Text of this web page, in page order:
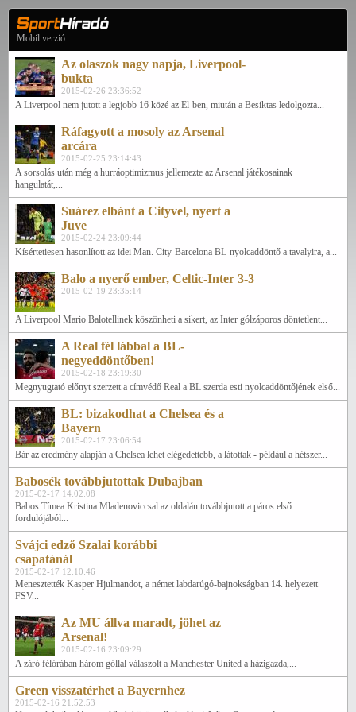
Mobil verzió
Az olaszok nagy napja, Liverpool-
bukta
2015-02-26 23:36:52
A Liverpool nem jutott a legjobb 16 közé az El-ben, miután a Besiktas ledolgozta...
Ráfagyott a mosoly az Arsenal
arcára
2015-02-25 23:14:43
A sorsolás után még a hurráoptimizmus jellemezte az Arsenal játékosainak
hangulatát,...
Suárez elbánt a Cityvel, nyert a
Juve
2015-02-24 23:09:44
Kísértetiesen hasonlított az idei Man. City-Barcelona BL-nyolcaddöntő a tavalyira, a...
Balo a nyerő ember, Celtic-Inter 3-3
2015-02-19 23:35:14
A Liverpool Mario Balotellinek köszönheti a sikert, az Inter gólzáporos döntetlent...
A Real fél lábbal a BL-
negyeddöntőben!
2015-02-18 23:19:30
Megnyugtató előnyt szerzett a címvédő Real a BL szerda esti nyolcaddöntőjének első...
BL: bizakodhat a Chelsea és a
Bayern
2015-02-17 23:06:54
Bár az eredmény alapján a Chelsea lehet elégedettebb, a látottak - például a hétszer...
Babosék továbbjutottak Dubajban
2015-02-17 14:02:08
Babos Tímea Kristina Mladenoviccsal az oldalán továbbjutott a páros első
fordulójából...
Svájci edző Szalai korábbi
csapatánál
2015-02-17 12:10:46
Menesztették Kasper Hjulmandot, a német labdarúgó-bajnokságban 14. helyezett
FSV...
Az MU állva maradt, jöhet az
Arsenal!
2015-02-16 23:09:29
A záró félórában három góllal válaszolt a Manchester United a házigazda,...
Green visszatérhet a Bayernhez
2015-02-16 21:52:53